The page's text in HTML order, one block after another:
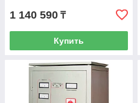
1 140 590 ₸
Купить